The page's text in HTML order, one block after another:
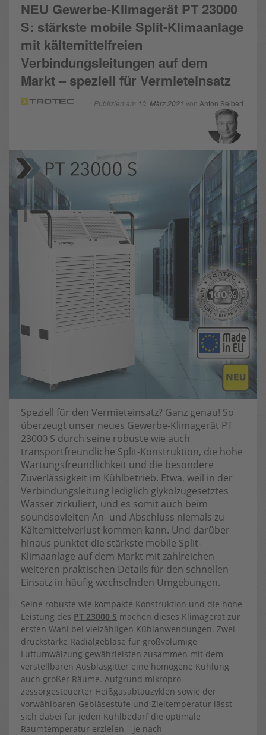
NEU Gewerbe-Klimagerät PT 23000
S: stärkste mobile Split-Klimaanlage
mit kältemittelfreien
Verbindungsleitungen auf dem
Markt – speziell für Vermieteinsatz
Publiziert am 10. März 2021 von Anton Seibert
Speziell für den Vermieteinsatz? Ganz genau! So
überzeugt unser neues Gewerbe-Klimagerät PT
23000 S durch seine robuste wie auch
transportfreundliche Split-Konstruktion, die hohe
Wartungsfreundlichkeit und die besondere
Zuverlässigkeit im Kühlbetrieb. Etwa, weil in der
Verbindungsleitung lediglich glykolzugesetztes
Wasser zirkuliert, und es somit auch beim
soundsovielten An- und Abschluss niemals zu
Kältemittelverlust kommen kann. Und darüber
hinaus punktet die stärkste mobile Split-
Klimaanlage auf dem Markt mit zahlreichen
weiteren praktischen Details für den schnellen
Einsatz in häufig wechselnden Umgebungen.
Seine robuste wie kompakte Konstruktion und die hohe
Leistung des PT 23000 S machen dieses Klimagerät zur
ersten Wahl bei vielzähligen Kühlanwendungen. Zwei
druckstarke Radialgebläse für großvolumige
Luftumwälzung gewährleisten zusammen mit dem
verstellbaren Ausblasgitter eine homogene Kühlung
auch großer Räume. Aufgrund mikropro-
zessorgesteuerter Heißgasabtauzyklen sowie der
vorwählbaren Gebläsestufe und Zieltemperatur lässt
sich dabei für jeden Kühlbedarf die optimale
Raumtemperatur erzielen – je nach